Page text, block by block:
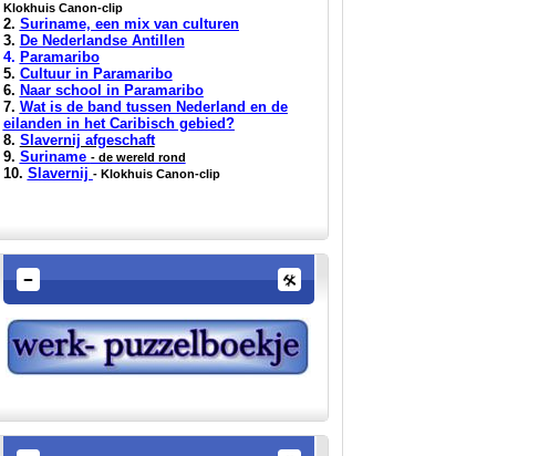
Klokhuis Canon-clip
2. Suriname, een mix van culturen
3. De Nederlandse Antillen
4. Paramaribo
5. Cultuur in Paramaribo
6. Naar school in Paramaribo
7. Wat is de band tussen Nederland en de
eilanden in het Caribisch gebied?
8. Slavernij afgeschaft
9. Suriname - de wereld rond
10. Slavernij - Klokhuis Canon-clip